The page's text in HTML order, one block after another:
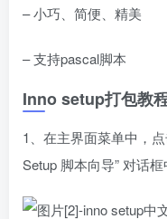
– 小巧、简便、精美
– 支持pascal脚本
Inno setup打包教
1、在主界面菜单中，
Setup 脚本向导” 对话框